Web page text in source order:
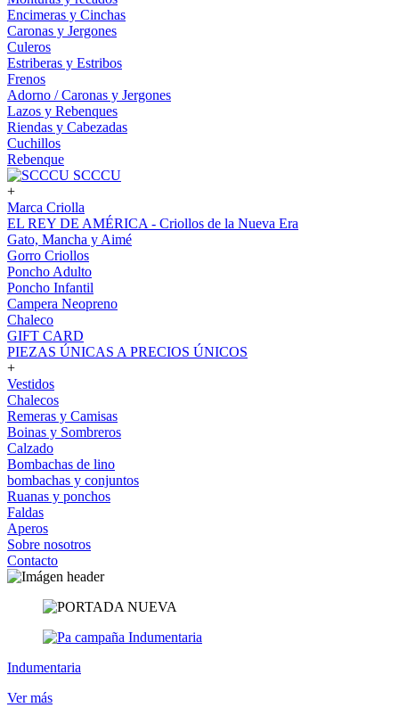
Encimeras y Cinchas
Caronas y Jergones
Culeros
Estriberas y Estribos
Frenos
Adorno / Caronas y Jergones
Lazos y Rebenques
Riendas y Cabezadas
Cuchillos
Rebenque
SCCCU
+
Marca Criolla
EL REY DE AMÉRICA - Criollos de la Nueva Era
Gato, Mancha y Aimé
Gorro Criollos
Poncho Adulto
Poncho Infantil
Campera Neopreno
Chaleco
GIFT CARD
PIEZAS ÚNICAS A PRECIOS ÚNICOS
+
Vestidos
Chalecos
Remeras y Camisas
Boinas y Sombreros
Calzado
Bombachas de lino
bombachas y conjuntos
Ruanas y ponchos
Faldas
Aperos
Sobre nosotros
Contacto
Indumentaria
Ver más